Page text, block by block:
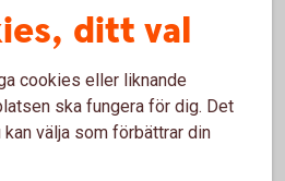
om?
sådant som har negativ
och social hållbarhet. Du
ditt val
cookies eller liknande
ska fungera för dig. Det
välja som förbättrar din